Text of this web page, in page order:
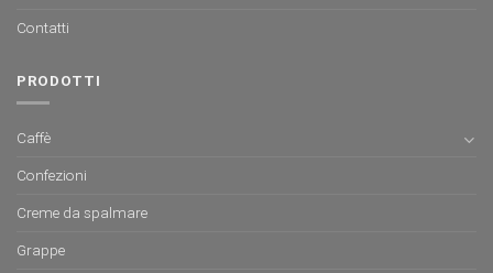
Contatti
PRODOTTI
Caffè
Confezioni
Creme da spalmare
Grappe